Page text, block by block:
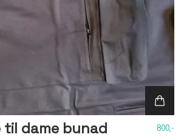
dame bunad 800,-